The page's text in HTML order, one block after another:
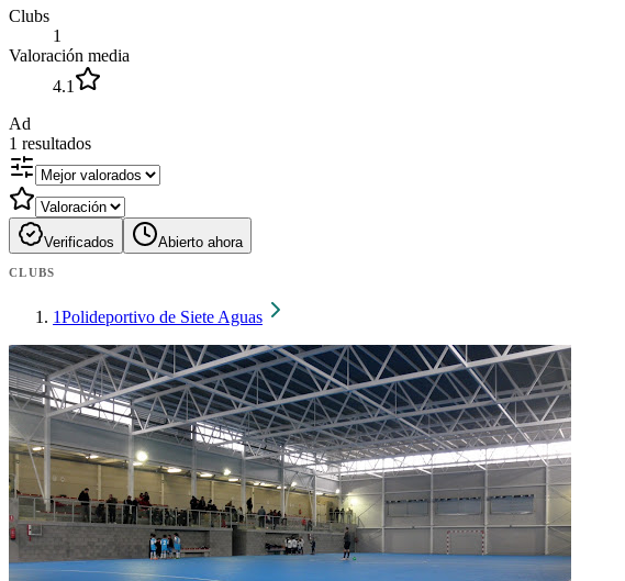
Clubs
1
Valoración media
4.1
Ad
1 resultados
Verificados Abierto ahora
CLUBS
1Polideportivo de Siete Aguas